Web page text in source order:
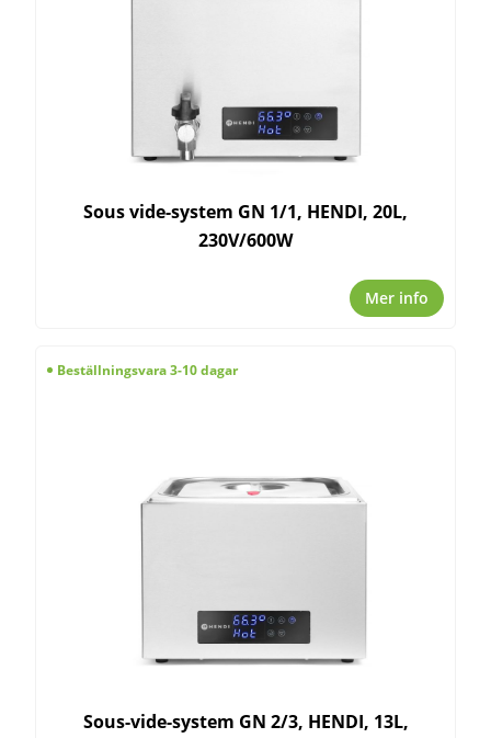
Sous vide-system GN 1/1, HENDI, 20L,
230V/600W
Mer info
Beställningsvara 3-10 dagar
Sous-vide-system GN 2/3, HENDI, 13L,